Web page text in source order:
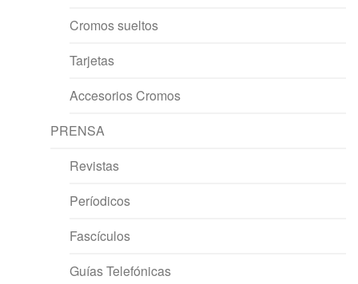
Cromos sueltos
Tarjetas
Accesorios Cromos
PRENSA
Revistas
Períodicos
Fascículos
Guías Telefónicas